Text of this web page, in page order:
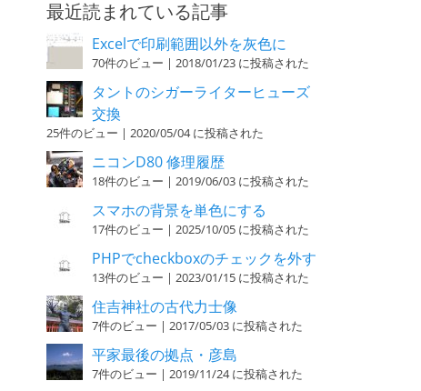
最近読まれている記事
Excelで印刷範囲以外を灰色に
70件のビュー | 2018/01/23 に投稿された
タントのシガーライターヒューズ
交換
25件のビュー | 2020/05/04 に投稿された
ニコンD80 修理履歴
18件のビュー | 2019/06/03 に投稿された
スマホの背景を単色にする
17件のビュー | 2025/10/05 に投稿された
PHPでcheckboxのチェックを外す
13件のビュー | 2023/01/15 に投稿された
住吉神社の古代力士像
7件のビュー | 2017/05/03 に投稿された
平家最後の拠点・彦島
7件のビュー | 2019/11/24 に投稿された